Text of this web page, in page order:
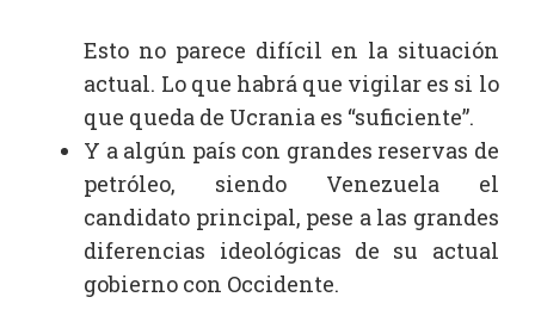
Esto no parece difícil en la situación
actual. Lo que habrá que vigilar es si lo
que queda de Ucrania es “suficiente”.
Y a algún país con grandes reservas de
petróleo, siendo Venezuela el
candidato principal, pese a las grandes
diferencias ideológicas de su actual
gobierno con Occidente.